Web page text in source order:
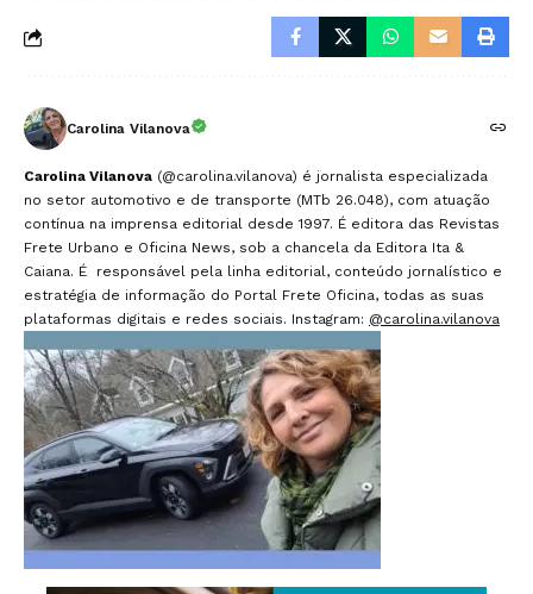
Carolina Vilanova
Carolina Vilanova (@carolina.vilanova) é jornalista especializada
no setor automotivo e de transporte (MTb 26.048), com atuação
contínua na imprensa editorial desde 1997. É editora das Revistas
Frete Urbano e Oficina News, sob a chancela da Editora Ita &
Caiana. É responsável pela linha editorial, conteúdo jornalístico e
estratégia de informação do Portal Frete Oficina, todas as suas
plataformas digitais e redes sociais. Instagram: @carolina.vilanova